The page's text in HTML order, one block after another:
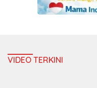
VIDEO TERKINI